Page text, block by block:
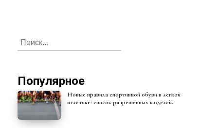
Популярное
Новые правила спортивной обуви в легкой
атлетике: список разрешенных моделей.